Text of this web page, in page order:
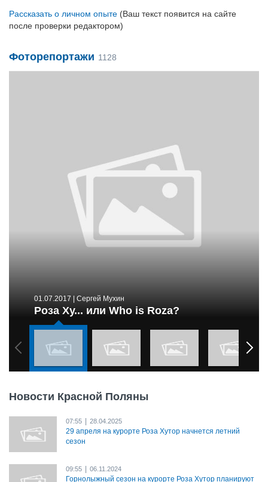
Рассказать о личном опыте (Ваш текст появится на сайте
после проверки редактором)
Фоторепортажи 1128
01.07.2017 | Сергей Мухин
Роза Ху... или Who is Roza?
Новости Красной Поляны
07:55 28.04.2025
29 апреля на курорте Роза Хутор начнется летний
сезон
09:55 06.11.2024
Горнолыжный сезон на курорте Роза Хутор планируют